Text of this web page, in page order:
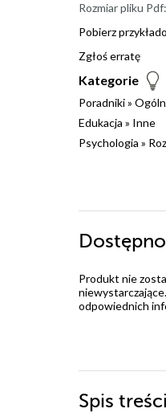
Rozmiar pliku Pdf:
Pobierz
Zgłoś erratę
Kategorie
Poradniki»
Edukacja » Inne
Psychologia »
Produkt nie
odpowiednich
Spis treści